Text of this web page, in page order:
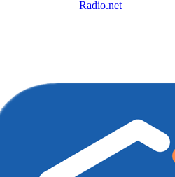
Radio.net